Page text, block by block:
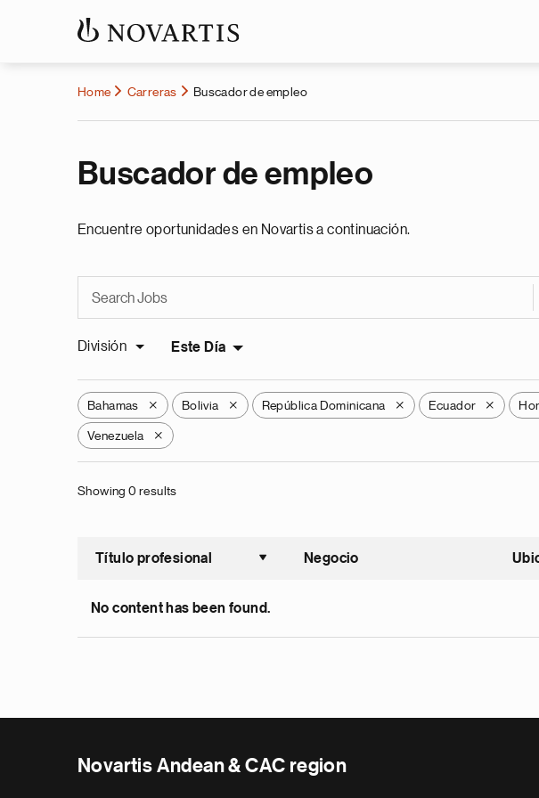
Home Carreras Buscador de empleo
Buscador de empleo
Encuentre oportunidades en Novartis a continuación.
División Este Día
Bahamas X Bolivia X República Dominicana X Ecuador X
Venezuela X
Showing 0 results
Título profesional
Ordenar ascendente
Negocio
No content has been found.
Novartis Andean & CAC region